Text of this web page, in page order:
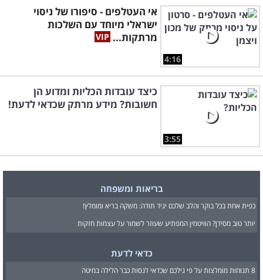
4:16
אי העטלפים - סיפורו של ניסוי
ישראלי מיוחד עם השלכות
מרתקות...
3:55
כיצד עובדות הכליות ומדוע הן
חשובות? מידע מרתק שכדאי לדעת!
בריאות ומשפחה
כפית אחת בכל בוקר והלב שלכם יגיד תודה: משקה בריא ומומלץ!
יותר טוב מסידן? הוויטמין המפתיע שעוזר לשמור על עצמות חזקות
כדאי לדעת
8 תנוחות מומלצות על פי גילכם שכדאי לנסות כבר הלילה במיטה